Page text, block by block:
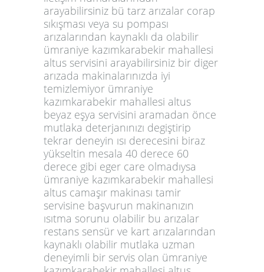
arayabilirsiniz bü tarz arızalar corap
sıkışması veya su pompası
arızalarından kaynaklı da olabilir
ümraniye kazımkarabekir mahallesi
altus servisini arayabilirsiniz bir diger
arızada makinalarınızda iyi
temizlemiyor ümraniye
kazımkarabekir mahallesi altus
beyaz eşya servisini aramadan önce
mutlaka deterjanınızı degiştirip
tekrar deneyin ısı derecesini biraz
yükseltin mesala 40 derece 60
derece gibi eger care olmadıysa
ümraniye kazımkarabekir mahallesi
altus camaşır makinası tamir
servisine başvurun makinanızın
ısıtma sorunu olabilir bu arızalar
restans sensür ve kart arızalarından
kaynaklı olabilir mutlaka uzman
deneyimli bir servis olan ümraniye